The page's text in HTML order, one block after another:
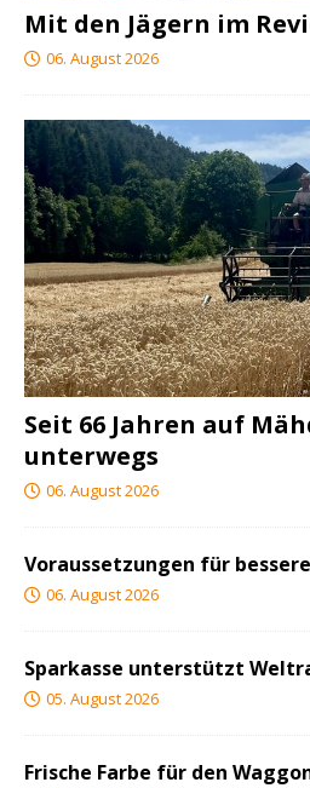
Mit den Jägern im
06. August 2026
Seit 66 Jahren auf
unterwegs
06. August 2026
Voraussetzungen für
06. August 2026
Sparkasse unterstützt
05. August 2026
Frische Farbe für den